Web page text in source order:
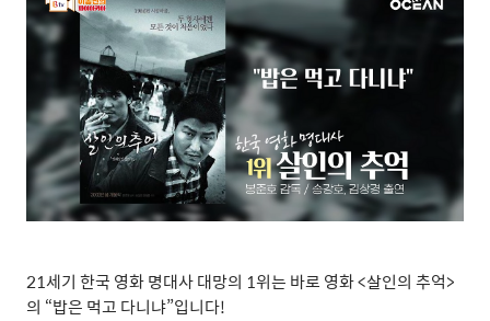
21세기 한국 영화 명대사 대망의 1위는 바로 영화<살인의 추억>
의 “밥은 먹고 다니냐”입니다!